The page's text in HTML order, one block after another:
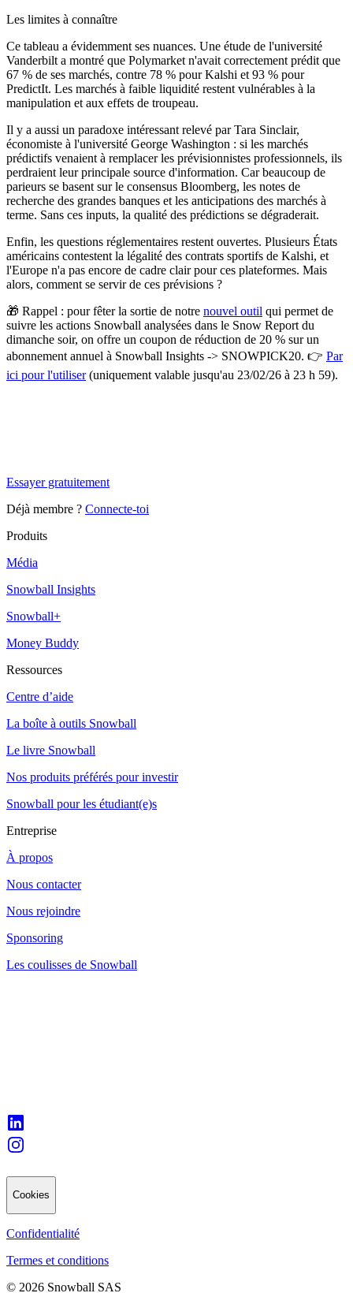
Les limites à connaître
Ce tableau a évidemment ses nuances. Une étude de l'université
Vanderbilt a montré que Polymarket n'avait correctement prédit que
67 % de ses marchés, contre 78 % pour Kalshi et 93 % pour
PredictIt. Les marchés à faible liquidité restent vulnérables à la
manipulation et aux effets de troupeau.
Il y a aussi un paradoxe intéressant relevé par Tara Sinclair,
économiste à l'université George Washington : si les marchés
prédictifs venaient à remplacer les prévisionnistes professionnels, ils
perdraient leur principale source d'information. Car beaucoup de
parieurs se basent sur le consensus Bloomberg, les notes de
recherche des grandes banques et les anticipations des marchés à
terme. Sans ces inputs, la qualité des prédictions se dégraderait.
Enfin, les questions réglementaires restent ouvertes. Plusieurs États
américains contestent la légalité des contrats sportifs de Kalshi, et
l'Europe n'a pas encore de cadre clair pour ces plateformes. Mais
alors, comment se servir de ces prévisions ?
🎁 Rappel : pour fêter la sortie de notre nouvel outil qui permet de
suivre les actions Snowball analysées dans le Snow Report du
dimanche soir, on offre un coupon de réduction de 20 % sur un
abonnement annuel à Snowball Insights -> SNOWPICK20. 👉 Par
ici pour l'utiliser(uniquement valable jusqu'au 23/02/26 à 23 h 59).
Essayer gratuitement
Déjà membre ? Connecte-toi
Produits
Média
Snowball Insights
Snowball+
Money Buddy
Ressources
Centre d’aide
La boîte à outils Snowball
Le livre Snowball
Nos produits préférés pour investir
Snowball pour les étudiant(e)s
Entreprise
À propos
Nous contacter
Nous rejoindre
Sponsoring
Les coulisses de Snowball
Cookies
Confidentialité
Termes et conditions
© 2026 Snowball SAS